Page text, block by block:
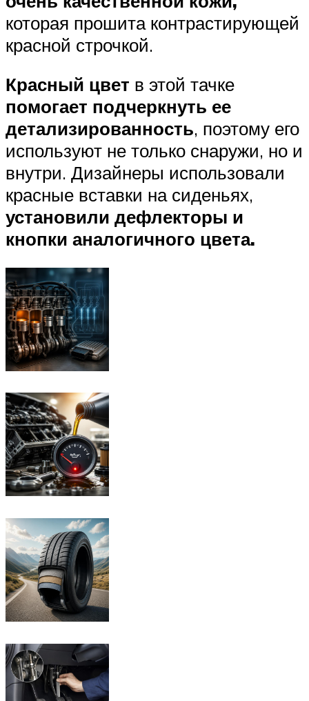
которая прошита контрастирующей
красной строчкой.
Красный цвет в этой тачке
помогает подчеркнуть ее
детализированность, поэтому его
используют не только снаружи, но и
внутри. Дизайнеры использовали
красные вставки на сиденьях,
установили дефлекторы и
кнопки аналогичного цвета.